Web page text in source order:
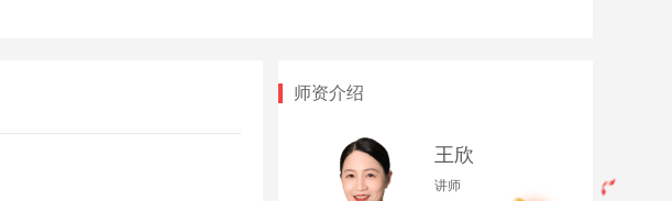
14.第八章-建设工程环境保护和历史文化遗产保
师资介绍
王欣
讲师